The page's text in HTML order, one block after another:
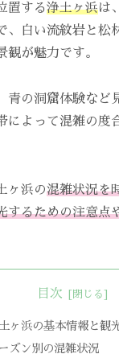
置する浄土ヶ浜は
、白い流紋岩と松
観が魅力です。
青の洞窟体験など
によって混雑の度
ヶ浜の混雑状況を
するための注意点
目次
ヶ浜の基本情報と観
ズン別の混雑状況